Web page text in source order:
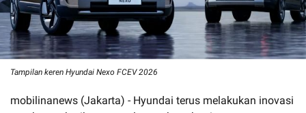
Tampilan keren Hyundai Nexo FCEV 2026
mobilinanews (Jakarta) - Hyundai terus melakukan inovasi